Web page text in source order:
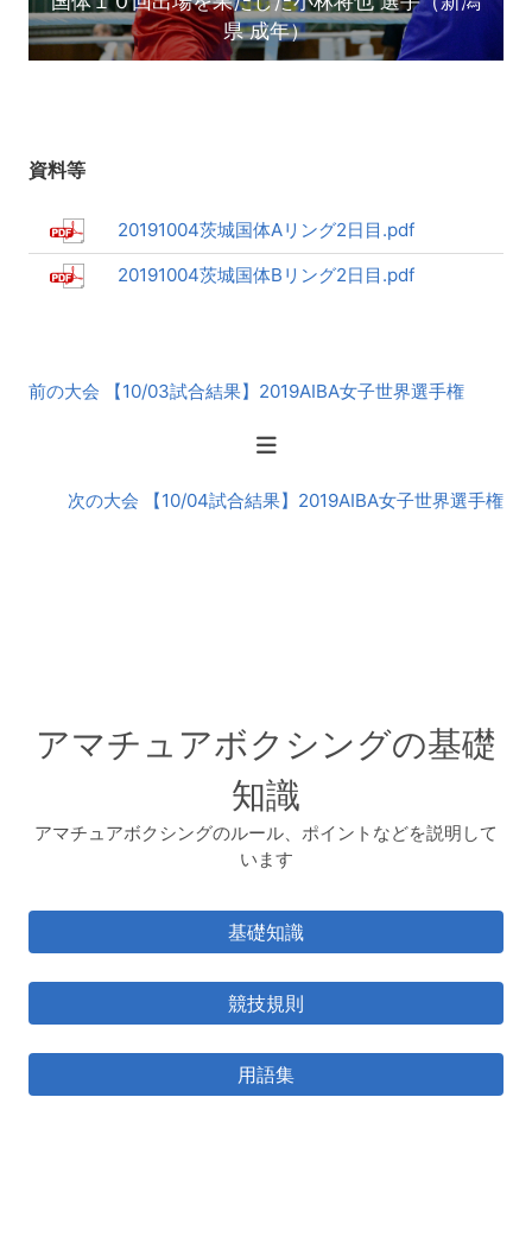
県 成年）
資料等
20191004茨城国体Aリング2日目.pdf
20191004茨城国体Bリング2日目.pdf
後
前の大会 【10/03試合結果】2019AIBA女子世界選手権
次の大会 【10/04試合結果】2019AIBA女子世界選手権
アマチュアボクシングの基礎
知識
アマチュアボクシングのルール、ポイントなどを説明して
います
基礎知識
競技規則
用語集